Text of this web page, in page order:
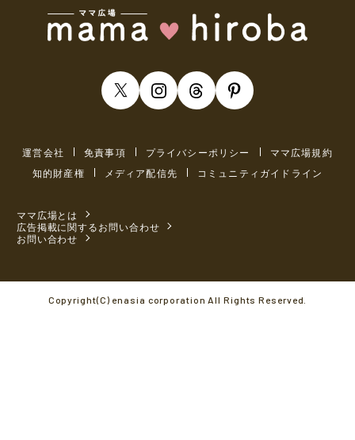
運営会社 免責事項 プライバシーポリシー
ママ広場規約
知的財産権
メディア配信先 コミュニティガイドライン
ママ広場とは
広告掲載に関するお問い合わせ
お問い合わせ
Copyright(C) enasia corporation All Rights Reserved.